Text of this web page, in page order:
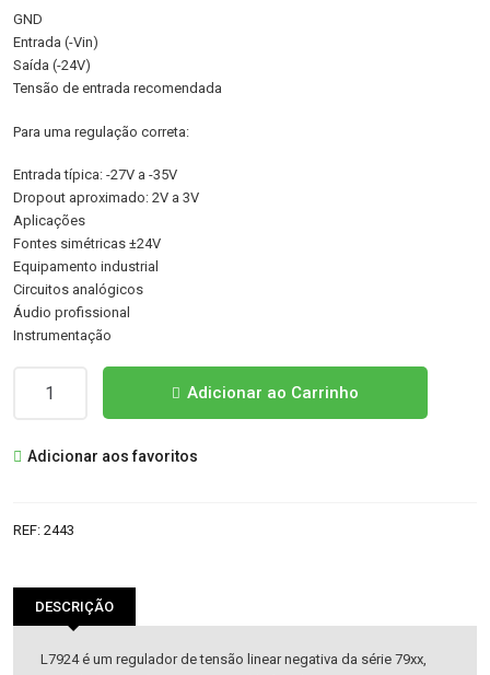
GND
Entrada (-Vin)
Saída (-24V)
Tensão de entrada recomendada
Para uma regulação correta:
Entrada típica: -27V a -35V
Dropout aproximado: 2V a 3V
Aplicações
Fontes simétricas ±24V
Equipamento industrial
Circuitos analógicos
Áudio profissional
Instrumentação
IC
Adicionar ao Carrinho
Adicionar aos favoritos
REF: 2443
DESCRIÇÃO
L7924 é um regulador de tensão linear negativa da série 79xx,